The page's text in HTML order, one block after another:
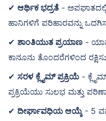
✔ ಆರ್ಥಿಕ ಭದ್ರತೆ -
ಹಾನಿಗಳಿಗೆ ಪರಿಹಾರವನ್ನು
✔ ಶಾಂತಿಯುತ ಪ್ರಯಾಣ -
ಕಾನೂನು ತೊಂದರೆಗಳಿಂದ
✔ ಸರಳ ಕ್ಲೈಮ್ ಪ್ರಕ್ರಿಯೆ -
ಪ್ರಕ್ರಿಯೆಯು ಸುಲಭ ಮತ್ತು
✔ ದೀರ್ಘಾವಧಿಯ ಆಯ್ಕೆ - 5